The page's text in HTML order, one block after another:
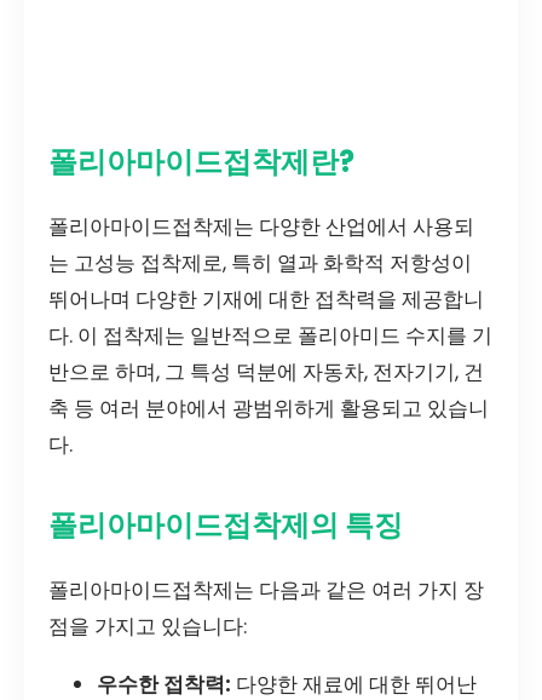
폴리아마이드접착제란?
폴리아마이드접착제는 다양한 산업에서 사용되
는 고성능 접착제로, 특히 열과 화학적 저항성이
뛰어나며 다양한 기재에 대한 접착력을 제공합니
다. 이 접착제는 일반적으로 폴리아미드 수지를 기
반으로 하며, 그 특성 덕분에 자동차, 전자기기, 건
축 등 여러 분야에서 광범위하게 활용되고 있습니
다.
폴리아마이드접착제의 특징
폴리아마이드접착제는 다음과 같은 여러 가지 장
점을 가지고 있습니다:
우수한 접착력: 다양한 재료에 대한 뛰어난